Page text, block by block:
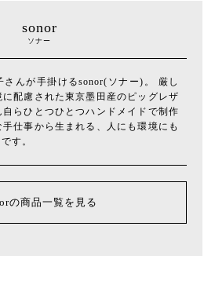
sonor
ソナー
さんが手掛けるsonor(ソナー)。 厳し
配慮された東京墨田産のピッグレザ
らひとつひとつハンドメイドで制作
仕事から生まれる、人にも環境にも
す。
の商品一覧を見る